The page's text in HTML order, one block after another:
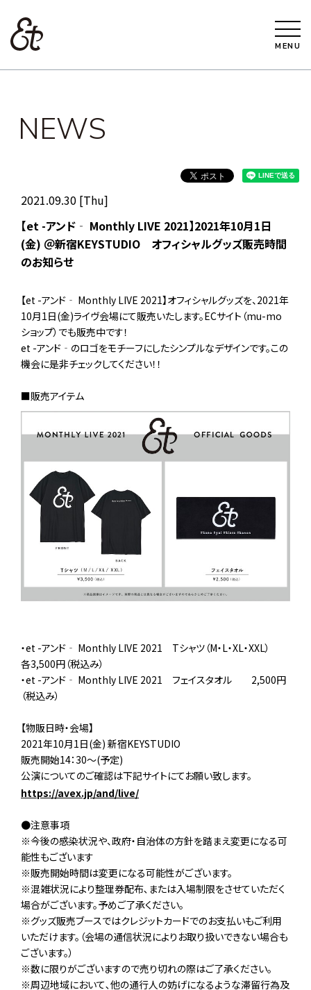
MENU
NEWS
2021.09.30 [Thu]
【et -アンド‐ Monthly LIVE 2021】2021年10月1日
(金) ＠新宿KEYSTUDIO オフィシャルグッズ販売時間
のお知らせ
【et -アンド‐ Monthly LIVE 2021】オフィシャルグッズを、2021年
10月1日(金)ライヴ会場にて販売いたします。ECサイト（mu-mo
ショップ）でも販売中です！
et -アンド‐のロゴをモチーフにしたシンプルなデザインです。この
機会に是非チェックしてください！！
■販売アイテム
・et -アンド‐ Monthly LIVE 2021 Tシャツ（M・L・XL・XXL）
各3,500円（税込み）
・et -アンド‐ Monthly LIVE 2021 フェイスタオル 2,500円
（税込み）
【物販日時・会場】
2021年10月1日(金) 新宿KEYSTUDIO
販売開始14：30～(予定)
公演についてのご確認は下記サイトにてお願い致します。
https://avex.jp/and/live/
●注意事項
※今後の感染状況や、政府・自治体の方針を踏まえ変更になる可
能性もございます
※販売開始時間は変更になる可能性がございます。
※混雑状況により整理券配布､または入場制限をさせていただく
場合がございます。予めご了承ください。
※グッズ販売ブースではクレジットカードでのお支払いもご利用
いただけます。（会場の通信状況によりお取り扱いできない場合も
ございます。）
※数に限りがございますので売り切れの際はご了承ください。
※周辺地域において､他の通行人の妨げになるような滞留行為及